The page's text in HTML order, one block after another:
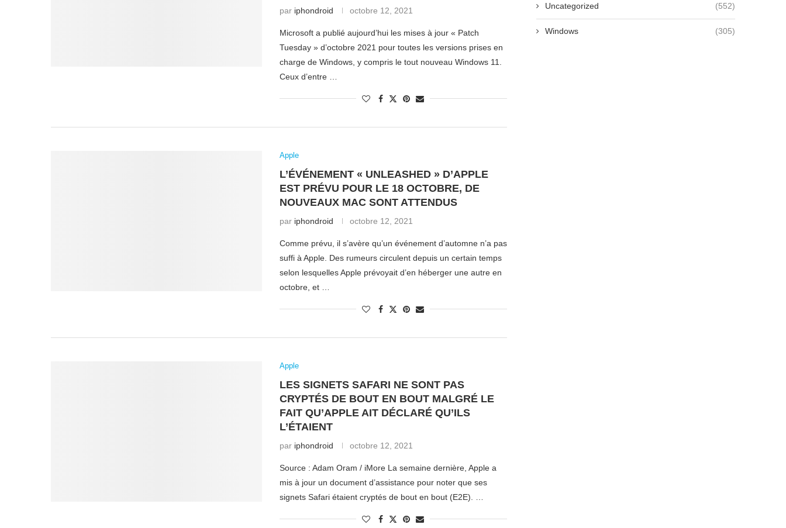
par iphondroid octobre 12, 2021
Microsoft a publié aujourd’hui les mises à jour « Patch
Tuesday » d’octobre 2021 pour toutes les versions prises en
charge de Windows, y compris le tout nouveau Windows 11.
Ceux d’entre …
Apple
L’ÉVÉNEMENT « UNLEASHED » D’APPLE
EST PRÉVU POUR LE 18 OCTOBRE, DE
NOUVEAUX MAC SONT ATTENDUS
par iphondroid octobre 12, 2021
Comme prévu, il s’avère qu’un événement d’automne n’a pas
suffi à Apple. Des rumeurs circulent depuis un certain temps
selon lesquelles Apple prévoyait d’en héberger une autre en
octobre, et …
Apple
LES SIGNETS SAFARI NE SONT PAS
CRYPTÉS DE BOUT EN BOUT MALGRÉ LE
FAIT QU’APPLE AIT DÉCLARÉ QU’ILS
L’ÉTAIENT
par iphondroid octobre 12, 2021
Source : Adam Oram / iMore La semaine dernière, Apple a
mis à jour un document d’assistance pour noter que ses
signets Safari étaient cryptés de bout en bout (E2E). …
Uncategorized (552)
Windows (305)